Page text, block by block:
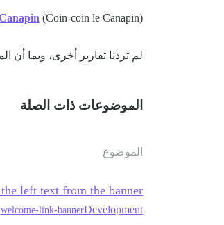
(Coin-coin le Canapin)
لم تردنا تقارير أخرى، وبما أن
الموضوعات ذات الصلة
الموضوع
left text from the banner
Development
welcome-link-banner